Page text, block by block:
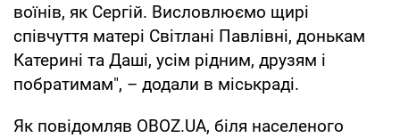
воїнів, як Сергій. Висловлюємо щирі
співчуття матері Світлані Павлівні, донькам
Катерині та Даші, усім рідним, друзям і
побратимам", – додали в міськраді.
Як повідомляв OBOZ.UA, біля населеного